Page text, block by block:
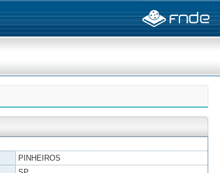
PINHEIROS